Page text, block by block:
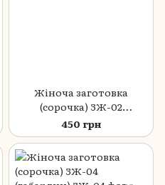
Жіноча заготовка
(сорочка) ЗЖ-02
(габардин)
450 грн